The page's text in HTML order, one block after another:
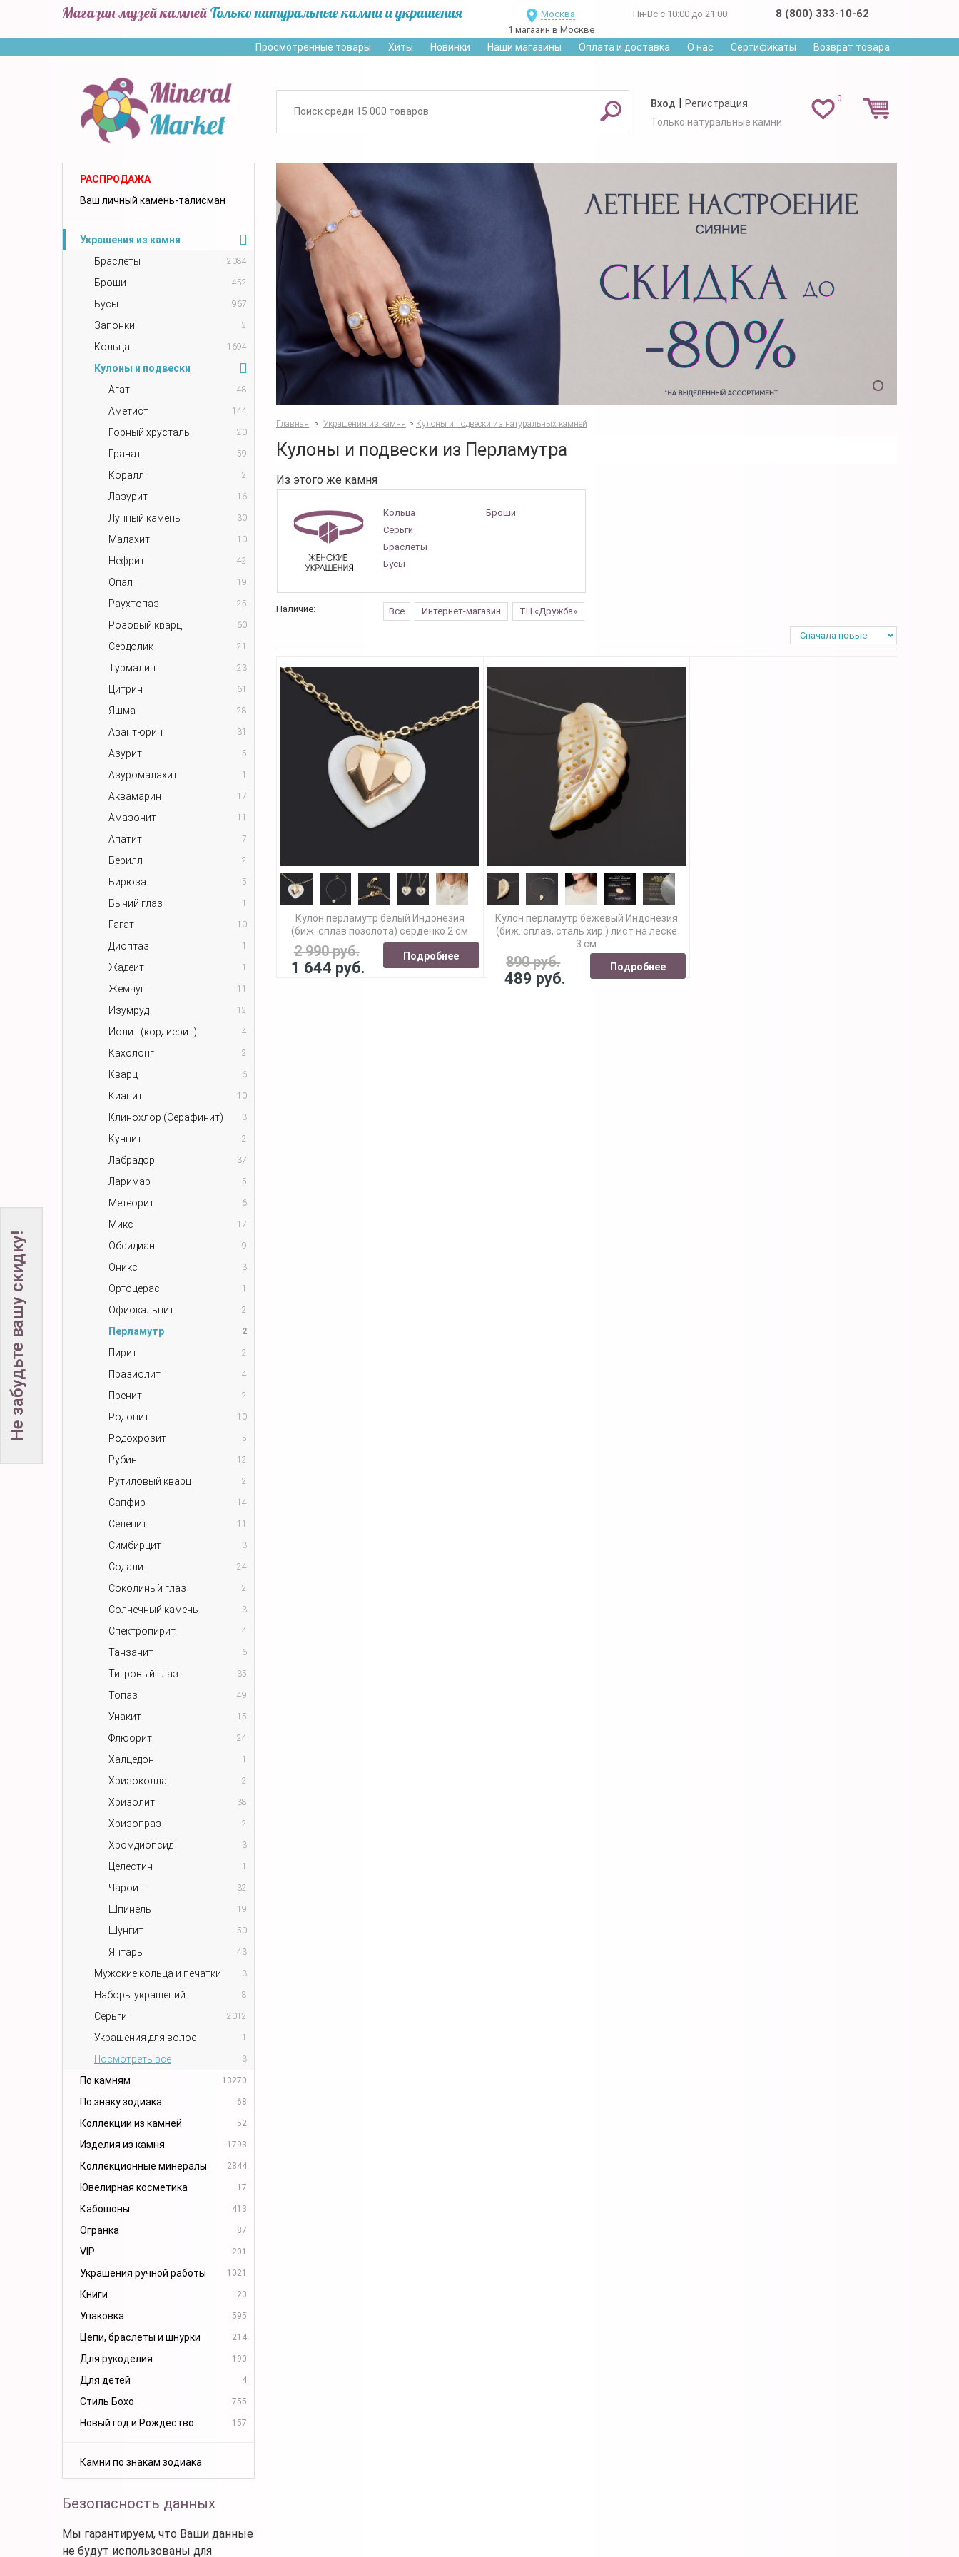
Магазин-музей камней Только натуральные камни и украшения
Москва
1 магазин в Москве
Пн-Вс с 10:00 до 21:00 8 (800) 333-10-62
Просмотренные товары Хиты Новинки Наши магазины Оплата и доставка О нас Сертификаты Возврат товара
0
Вход | Регистрация
Только натуральные камни
РАСПРОДАЖА
Ваш личный камень-талисман
Украшения из камня
Браслеты
2084
Броши 452
Бусы 967
Запонки 2
Кольца 1694
Кулоны и подвески
Агат
48
Аметист 144
Горный хрусталь 20
Гранат 59
Коралл 2
Лазурит 16
Лунный камень 30
Малахит 10
Нефрит 42
Опал 19
Раухтопаз 25
Розовый кварц 60
Сердолик 21
Турмалин 23
Цитрин 61
Яшма 28
Авантюрин 31
Азурит 5
Азуромалахит 1
Аквамарин 17
Амазонит 11
Апатит 7
Берилл 2
Бирюза 5
Бычий глаз 1
Гагат 10
Диоптаз 1
Жадеит 1
Жемчуг 11
Изумруд 12
Иолит (кордиерит) 4
Кахолонг 2
Кварц 6
Кианит 10
Клинохлор (Серафинит) 3
Кунцит 2
Лабрадор 37
Ларимар 5
Метеорит 6
Микс 17
Обсидиан 9
Оникс 3
Ортоцерас 1
Офиокальцит 2
Перламутр 2
Пирит 2
Празиолит 4
Пренит 2
Родонит 10
Родохрозит 5
Рубин 12
Рутиловый кварц 2
Сапфир 14
Селенит 11
Симбирцит 3
Содалит 24
Соколиный глаз 2
Солнечный камень 3
Спектропирит 4
Танзанит 6
Тигровый глаз 35
Топаз 49
Унакит 15
Флюорит 24
Халцедон 1
Хризоколла 2
Хризолит 38
Хризопраз 2
Хромдиопсид 3
Целестин 1
Чароит 32
Шпинель 19
Шунгит 50
Янтарь 43
Мужские кольца и печатки 3
Наборы украшений 8
Серьги 2012
Украшения для волос 1
Посмотреть все 3
По камням 13270
По знаку зодиака 68
Коллекции из камней 52
Изделия из камня 1793
Коллекционные минералы 2844
Ювелирная косметика 17
Кабошоны 413
Огранка 87
VIP 201
Украшения ручной работы 1021
Книги 20
Упаковка 595
Цепи, браслеты и шнурки 214
Для рукоделия 190
Для детей 4
Стиль Бохо 755
Новый год и Рождество 157
Камни по знакам зодиака
Безопасность данных
Мы гарантируем, что Ваши данные
не будут использованы для
Главная > Украшения из камня > Кулоны и подвески из натуральных камней
Кулоны и подвески из Перламутра
Из этого же камня
Кольца
Серьги
Браслеты
Бусы
Броши
Наличие: Все Интернет-магазин ТЦ «Дружба»
Кулон перламутр белый Индонезия
(биж. сплав позолота) сердечко 2 см
2 990 руб.
1 644 руб.
Подробнее
Кулон перламутр бежевый Индонезия
(биж. сплав, сталь хир.) лист на леске
3 см
890 руб.
489 руб.
Подробнее
Не забудьте вашу скидку!